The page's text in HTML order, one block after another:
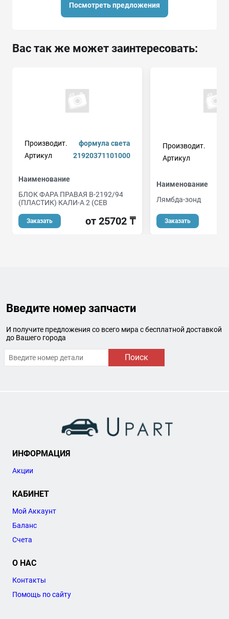
Посмотреть предложения
Вас так же может заинтересовать:
Производит.
формула света
Артикул
21920371101000
Наименование
БЛОК ФАРА ПРАВАЯ В-2192/94
(ПЛАСТИК) КАЛИ-А 2 (СЕВ
Заказать от 25702 ₸
Производит.
Артикул
Наименование
Лямбда-зонд
Заказать
Введите номер запчасти
И получите предложения со всего мира с бесплатной доставкой
до Вашего города
Поиск
ИНФОРМАЦИЯ
Акции
КАБИНЕТ
Мой Аккаунт
Баланс
Счета
О НАС
Контакты
Помощь по сайту